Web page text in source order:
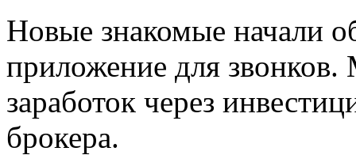
Новые знакомые начали
приложение для
заработок через
брокера.